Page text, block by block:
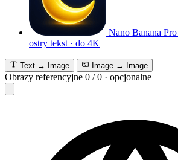
Nano Banana Pro
ostry tekst · do 4K
Text → Image Image → Image
Obrazy referencyjne 0 /0 · opcjonalne